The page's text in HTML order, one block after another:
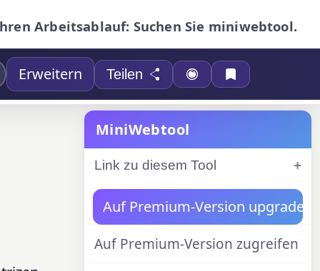
Arbeitsablauf: Suchen Sie miniwebtool.
Erweitern Teilen
MiniWebtool
Link zu diesem Tool
Auf Premium-Version upgraden
Auf Premium-Version zugreifen